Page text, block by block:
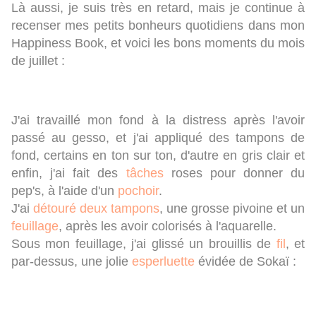
Là aussi, je suis très en retard, mais je continue à
recenser mes petits bonheurs quotidiens dans mon
Happiness Book, et voici les bons moments du mois
de juillet :
J'ai travaillé mon fond à la distress après l'avoir
passé au gesso, et j'ai appliqué des tampons de
fond, certains en ton sur ton, d'autre en gris clair et
enfin, j'ai fait des tâches
roses pour donner du
pep's, à l'aide d'un pochoir.
J'ai détouré deux tampons, une grosse pivoine et un
feuillage, après les avoir colorisés à l'aquarelle.
Sous mon feuillage, j'ai glissé un brouillis de fil , et
par-dessus, une jolie esperluette évidée de Sokaï :